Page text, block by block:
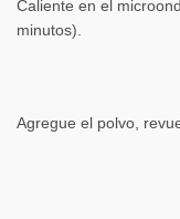
Caliente en el
minutos).
Agregue el polvo,